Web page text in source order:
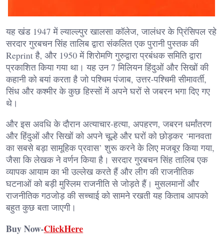
यह खंड 1947 में ल्याल्ल्पुर खालसा कॉलेज, जालंधर के प्रिंसिपल रहे
सरदार गुरबचन सिंह तालिब द्वारा संकलित एक पुरानी पुस्तक की
Reprint है, और 1950 में शिरोमणि गुरुद्वारा प्रबंधक समिति द्वारा
प्रकाशित किया गया था। यह उन 7 मिलियन हिंदुओं और सिखों की
कहानी को बयां करता है जो पश्चिम पंजाब, उत्तर-पश्चिमी सीमावर्ती,
सिंध और कश्मीर के कुछ हिस्सों में अपने घरों से जबरन भगा दिए गए
थे।
और इस अवधि के दौरान अत्याचार-हत्या, अपहरण, जबरन धर्मांतरण
और हिंदुओं और सिखों को अपने चूल्हे और घरों को छोड़कर ‘मानवता
का सबसे बड़ा सामूहिक प्रवास’ शुरू करने के लिए मजबूर किया गया,
जैसा कि लेखक ने वर्णन किया है। सरदार गुरबचन सिंह तालिब एक
व्यापक आयाम का भी उल्लेख करते हैं और लीग की राजनीतिक
घटनाओं को बड़ी मुस्लिम राजनीति से जोड़ते हैं। मुसलमानों और
राजनीतिक गठजोड़ की सच्चाई को सामने रखती यह किताब आपको
बहुत कुछ बता जाएगी।
Buy Now-ClickHere